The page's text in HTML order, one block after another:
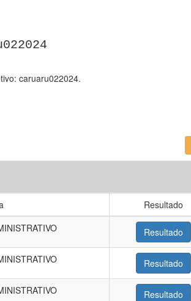
caruaru022024.
Resultado
Resultado
Resultado
Resultado